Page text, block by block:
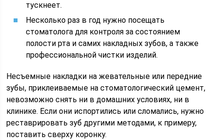
тускнеет.
Несколько раз в год нужно посещать
стоматолога для контроля за состоянием
полости рта и самих накладных зубов, а также
профессиональной чистки изделий.
Несъемные накладки на жевательные или передние
зубы, приклеиваемые на стоматологический цемент,
невозможно снять ни в домашних условиях, ни в
клинике. Если они испортились или сломались, нужно
реставрировать зуб другими методами, к примеру,
поставить сверху коронку.